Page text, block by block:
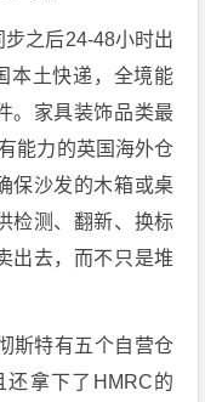
之后24-48小时出
本土快递，全境能
。家具装饰品类最
能力的英国海外仓
保沙发的木箱或桌
检测、翻新、换标
出去，而不只是堆
斯特有五个自营仓
拿下了HMRC的